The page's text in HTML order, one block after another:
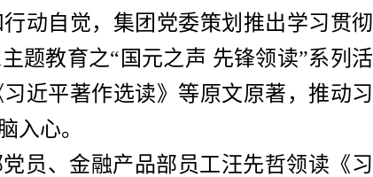
动自觉，集团党委策划推出学习贯彻
题教育之“国元之声 先锋领读”系列活
近平著作选读》等原文原著，推动习
入心。
员、金融产品部员工汪先哲领读《习